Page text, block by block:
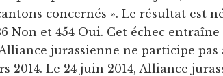
concernés ». Le résultat est
Non et 454 Oui. Cet échec
jurassienne ne participe pas
2014. Le 24 juin 2014, Alliance